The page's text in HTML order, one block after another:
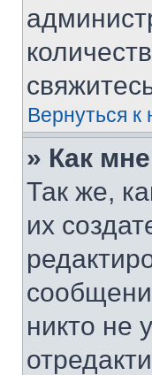
Вернуться к
» Как
Так же,
их
никто не